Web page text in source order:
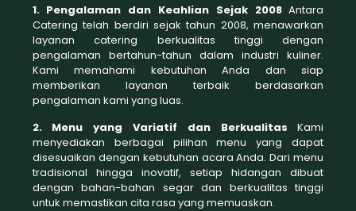
1. Pengalaman dan Keahlian Sejak 2008Antara
Catering telah berdiri sejak tahun 2008, menawarkan
layanan catering berkualitas tinggi dengan
pengalaman bertahun-tahun dalam industri kuliner.
Kami memahami kebutuhan Anda dan siap
memberikan layanan terbaik berdasarkan
pengalaman kami yang luas.
2. Menu yang Variatif dan Berkualitas Kami
menyediakan berbagai pilihan menu yang dapat
disesuaikan dengan kebutuhan acara Anda. Dari menu
tradisional hingga inovatif, setiap hidangan dibuat
dengan bahan-bahan segar dan berkualitas tinggi
untuk memastikan cita rasa yang memuaskan.